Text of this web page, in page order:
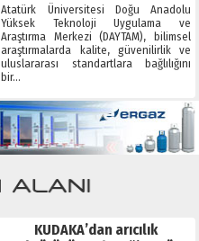
Atatürk Üniversitesi Doğu Anadolu
Yüksek Teknoloji Uygulama ve
Araştırma Merkezi (DAYTAM), bilimsel
araştırmalarda kalite, güvenilirlik ve
uluslararası standartlara bağlılığını
bir…
KUDAKA’dan arıcılık